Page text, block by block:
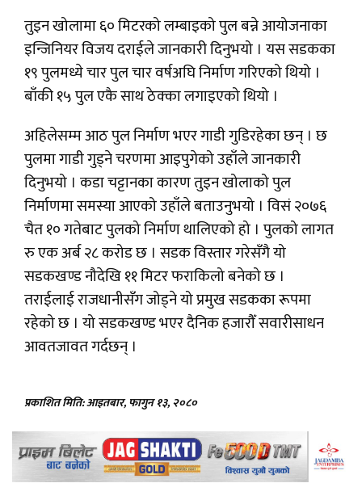
तुइन खोलामा ६० मिटरको लम्बाइको पुल बन्ने आयोजनाका
इन्जिनियर विजय दराईले जानकारी दिनुभयो । यस सडकका
१९ पुलमध्ये चार पुल चार वर्षअघि निर्माण गरिएको थियो ।
बाँकी १५ पुल एकै साथ ठेक्का लगाइएको थियो ।
अहिलेसम्म आठ पुल निर्माण भएर गाडी गुडिरहेका छन् । छ
पुलमा गाडी गुड्ने चरणमा आइपुगेको उहाँले जानकारी
दिनुभयो । कडा चट्टानका कारण तुइन खोलाको पुल
निर्माणमा समस्या आएको उहाँले बताउनुभयो । विसं २०७६
चैत १० गतेबाट पुलको निर्माण थालिएको हो । पुलको लागत
रु एक अर्ब २८ करोड छ । सडक विस्तार गरेसँगै यो
सडकखण्ड नौदेखि ११ मिटर फराकिलो बनेको छ ।
तराईलाई राजधानीसँग जोड्ने यो प्रमुख सडकका रूपमा
रहेको छ । यो सडकखण्ड भएर दैनिक हजारौँ सवारीसाधन
आवतजावत गर्दछन् ।
प्रकाशित मिति: आइतबार, फागुन १३, २०८०